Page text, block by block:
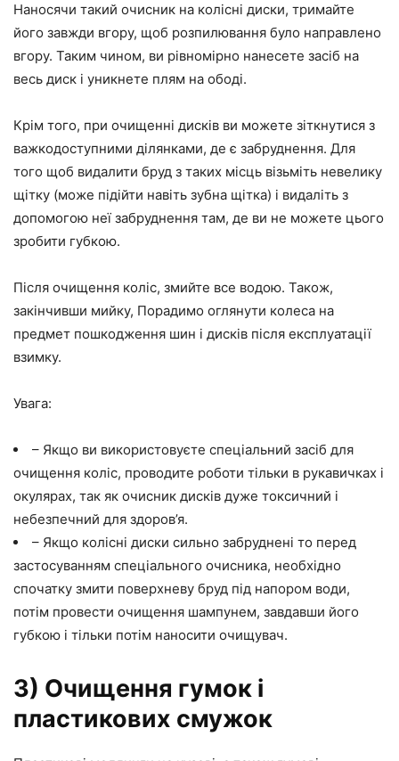
Наносячи такий очисник на колісні диски, тримайте
його завжди вгору, щоб розпилювання було направлено
вгору. Таким чином, ви рівномірно нанесете засіб на
весь диск і уникнете плям на ободі.
Крім того, при очищенні дисків ви можете зіткнутися з
важкодоступними ділянками, де є забруднення. Для
того щоб видалити бруд з таких місць візьміть невелику
щітку (може підійти навіть зубна щітка) і видаліть з
допомогою неї забруднення там, де ви не можете цього
зробити губкою.
Після очищення коліс, змийте все водою. Також,
закінчивши мийку, Порадимо оглянути колеса на
предмет пошкодження шин і дисків після експлуатації
взимку.
Увага:
– Якщо ви використовуєте спеціальний засіб для
очищення коліс, проводите роботи тільки в рукавичках і
окулярах, так як очисник дисків дуже токсичний і
небезпечний для здоров’я.
– Якщо колісні диски сильно забруднені то перед
застосуванням спеціального очисника, необхідно
спочатку змити поверхневу бруд під напором води,
потім провести очищення шампунем, завдавши його
губкою і тільки потім наносити очищувач.
3) Очищення гумок і
пластикових смужок